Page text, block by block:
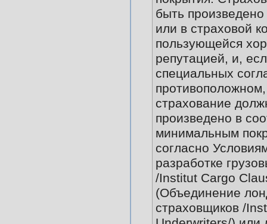
быть
или в страховой
пользующейся
репутацией, и,
специальных
страхование
произведено в
минимальным
согласно
разработке
/Institut Cargo
(Объединение
страховщиков /